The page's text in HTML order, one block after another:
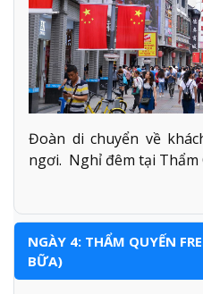
Đoàn di chuyển về
ngơi. Nghỉ đêm tại Thẩm
NGÀY 4: THẨM QUYẾN
BỮA)